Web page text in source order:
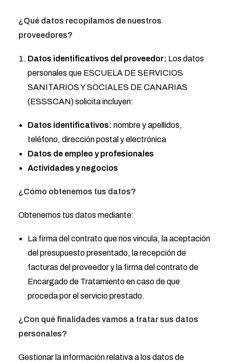
¿Qué datos recopilamos de nuestros
proveedores?
Datos identificativos del proveedor: Los datos
personales que ESCUELA DE SERVICIOS
SANITARIOS Y SOCIALES DE CANARIAS
(ESSSCAN) solicita incluyen:
Datos identificativos: nombre y apellidos,
teléfono, dirección postal y electrónica
Datos de empleo y profesionales
Actividades y negocios
¿Cómo obtenemos tus datos?
Obtenemos tus datos mediante:
La firma del contrato que nos vincula, la aceptación
del presupuesto presentado, la recepción de
facturas del proveedor y la firma del contrato de
Encargado de Tratamiento en caso de que
proceda por el servicio prestado.
¿Con qué finalidades vamos a tratar sus datos
personales?
Gestionar la información relativa a los datos de